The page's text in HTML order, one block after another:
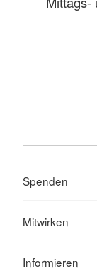
Spenden
Mitwirken
Informieren